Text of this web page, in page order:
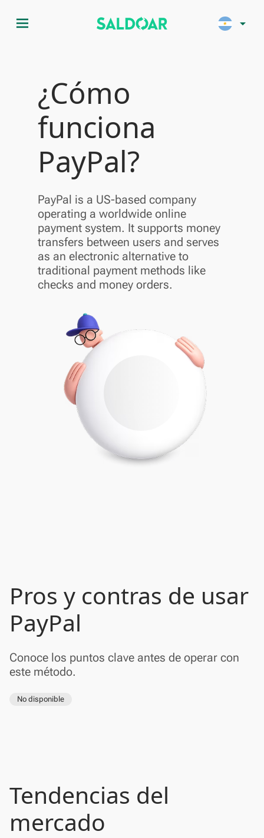
menu arrow_drop_down
¿Cómo
funciona
PayPal?
PayPal is a US-based company
operating a worldwide online
payment system. It supports money
transfers between users and serves
as an electronic alternative to
traditional payment methods like
checks and money orders.
Pros y contras de usar
PayPal
Conoce los puntos clave antes de operar con
este método.
No disponible
Tendencias del
mercado